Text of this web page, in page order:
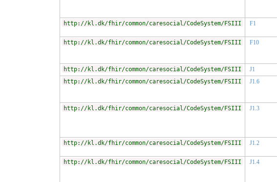
http://kl.dk/fhir/common/caresocial/CodeSystem/FSIII
F1
http://kl.dk/fhir/common/caresocial/CodeSystem/FSIII
F10
http://kl.dk/fhir/common/caresocial/CodeSystem/FSIII
J1
http://kl.dk/fhir/common/caresocial/CodeSystem/FSIII
J1.6
http://kl.dk/fhir/common/caresocial/CodeSystem/FSIII
J1.3
http://kl.dk/fhir/common/caresocial/CodeSystem/FSIII
J1.2
http://kl.dk/fhir/common/caresocial/CodeSystem/FSIII
J1.4